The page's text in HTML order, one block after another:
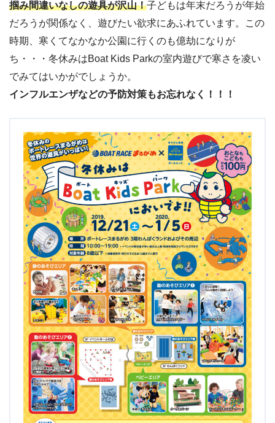
掴み間違いなしの遊具が沢山！子どもは年末だろうが年始
だろうが関係なく、遊びたい欲求にあふれています。この
時期、寒くてなかなか公園に行くのも億劫になりが
ち・・・冬休みはBoat Kids Parkの室内遊びで寒さを凌い
でみてはいかがでしょうか。
インフルエンザなどの予防対策もお忘れなく！！！